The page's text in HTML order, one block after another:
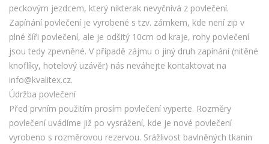
peckovým jezdcem, který nikterak nevyčnívá z povlečení.
Zapínání povlečení je vyrobené s tzv. zámkem, kde není zip v
plné šíři povlečení, ale je odšitý 10cm od kraje, rohy povlečení
jsou tedy zpevněné. V případě zájmu o jiný druh zapínání (nitěné
knoflíky, hotelový uzávěr) nás neváhejte kontaktovat na
info@kvalitex.cz.
Údržba povlečení
Před prvním použitím prosím povlečení vyperte. Rozměry
povlečení uvádíme již po vysrážení, kde je nové povlečení
vyrobeno s rozměrovou rezervou. Srážlivost bavlněných tkanin